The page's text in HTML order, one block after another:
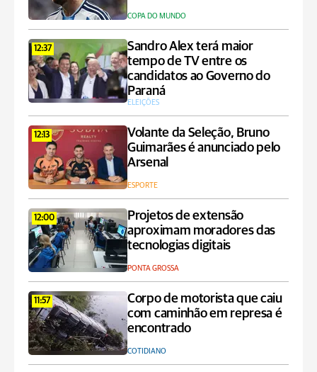
COPA DO MUNDO
12:37
Sandro Alex terá maior
tempo de TV entre os
candidatos ao Governo do
Paraná
ELEIÇÕES
12:13
Volante da Seleção, Bruno
Guimarães é anunciado pelo
Arsenal
ESPORTE
12:00
Projetos de extensão
aproximam moradores das
tecnologias digitais
PONTA GROSSA
11:57
Corpo de motorista que caiu
com caminhão em represa é
encontrado
COTIDIANO